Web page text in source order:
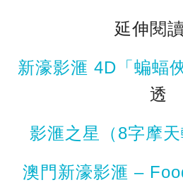
延伸閱讀
新濠影滙 4D「蝙蝠
透
影滙之星（8字摩
澳門新濠影滙 –